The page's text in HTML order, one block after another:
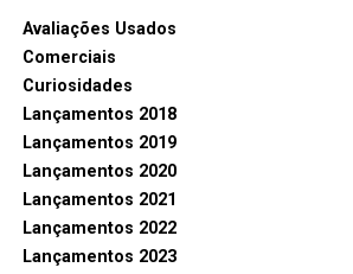
Avaliações Usados
Comerciais
Curiosidades
Lançamentos 2018
Lançamentos 2019
Lançamentos 2020
Lançamentos 2021
Lançamentos 2022
Lançamentos 2023